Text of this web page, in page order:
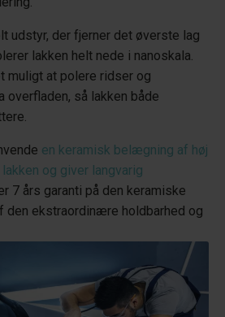
udstyr, der fjerner det øverste lag
lakken helt nede i nanoskala.
muligt at polere ridser og
så lakken både
en keramisk belægning af høj
og giver langvarig
7 års garanti på den keramiske
den ekstraordinære holdbarhed og